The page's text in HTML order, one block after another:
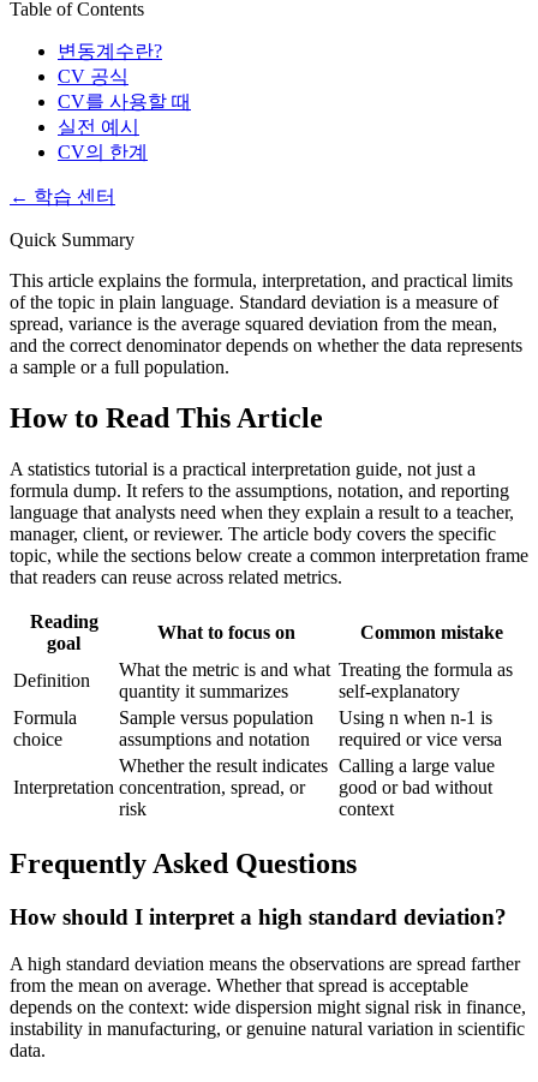
Table of Contents
변동계수란?
CV 공식
CV를 사용할 때
실전 예시
CV의 한계
← 학습 센터
Quick Summary
This article explains the formula, interpretation, and practical limits
of the topic in plain language. Standard deviation is a measure of
spread, variance is the average squared deviation from the mean,
and the correct denominator depends on whether the data represents
a sample or a full population.
How to Read This Article
A statistics tutorial is a practical interpretation guide, not just a
formula dump. It refers to the assumptions, notation, and reporting
language that analysts need when they explain a result to a teacher,
manager, client, or reviewer. The article body covers the specific
topic, while the sections below create a common interpretation frame
that readers can reuse across related metrics.
Reading
goal
What to focus on Common mistake
Definition
What the metric is and what
quantity it summarizes
Treating the formula as
self-explanatory
Formula
choice
Sample versus population
assumptions and notation
Using n when n-1 is
required or vice versa
Interpretation
Whether the result indicates
concentration, spread, or
risk
Calling a large value
good or bad without
context
Frequently Asked Questions
How should I interpret a high standard deviation?
A high standard deviation means the observations are spread farther
from the mean on average. Whether that spread is acceptable
depends on the context: wide dispersion might signal risk in finance,
instability in manufacturing, or genuine natural variation in scientific
data.